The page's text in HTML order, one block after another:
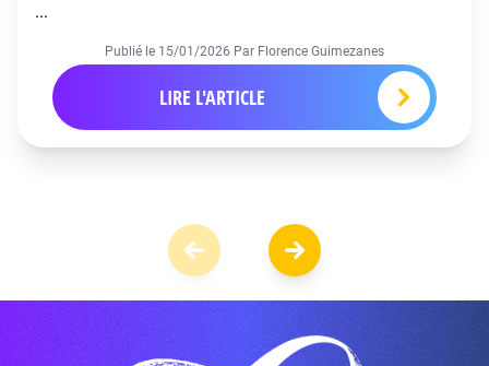
...
Publié le 15/01/2026 Par Florence Guimezanes
LIRE L'ARTICLE